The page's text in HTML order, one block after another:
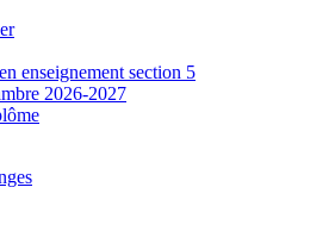
enseignement section 5
2026-2027